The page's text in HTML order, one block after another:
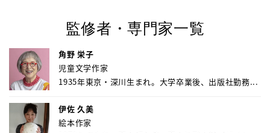
監修者・専門家一覧
角野 栄子
児童文学作家
1935年東京・深川生まれ。大学卒業後、出版社勤務...
伊佐 久美
絵本作家